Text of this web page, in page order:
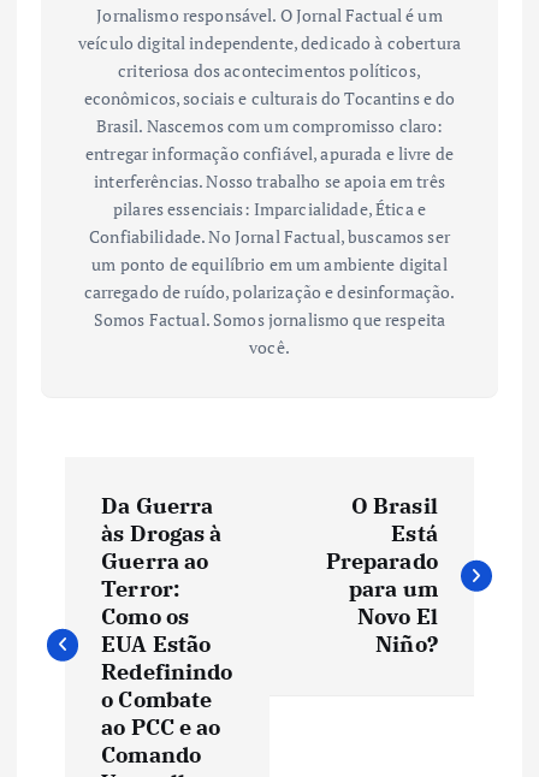
Jornalismo responsável. O Jornal Factual é um
veículo digital independente, dedicado à cobertura
criteriosa dos acontecimentos políticos,
econômicos, sociais e culturais do Tocantins e do
Brasil. Nascemos com um compromisso claro:
entregar informação confiável, apurada e livre de
interferências. Nosso trabalho se apoia em três
pilares essenciais: Imparcialidade, Ética e
Confiabilidade. No Jornal Factual, buscamos ser
um ponto de equilíbrio em um ambiente digital
carregado de ruído, polarização e desinformação.
Somos Factual. Somos jornalismo que respeita
você.
e
Da Guerra
às Drogas à
Guerra ao
Terror:
Como os
EUA Estão
Redefinindo
o Combate
ao PCC e ao
Comando
O Brasil
Está
Preparado
para um
Novo El
Niño?